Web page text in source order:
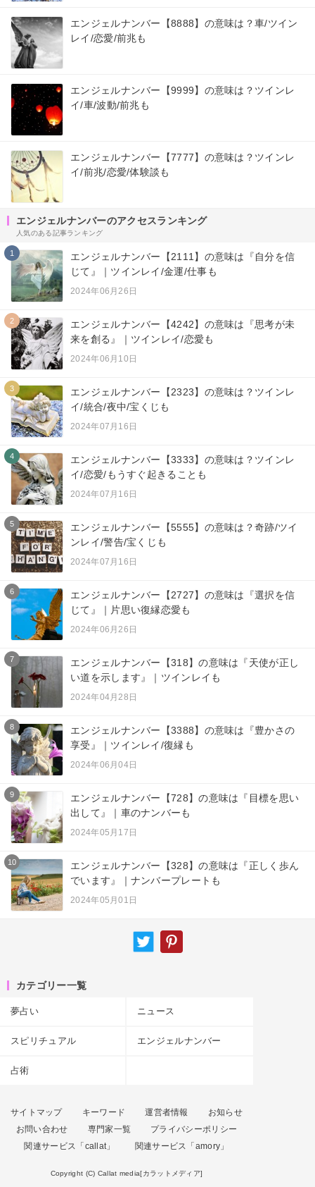
エンジェルナンバー【8888】の意味は？車/ツイン
レイ/恋愛/前兆も
エンジェルナンバー【9999】の意味は？ツインレ
イ/車/波動/前兆も
エンジェルナンバー【7777】の意味は？ツインレ
イ/前兆/恋愛/体験談も
エンジェルナンバーのアクセスランキング
人気のある記事ランキング
1
エンジェルナンバー【2111】の意味は『自分を信
じて』｜ツインレイ/金運/仕事も
2024年06月26日
2
エンジェルナンバー【4242】の意味は『思考が未
来を創る』｜ツインレイ/恋愛も
2024年06月10日
3
エンジェルナンバー【2323】の意味は？ツインレ
イ/統合/夜中/宝くじも
2024年07月16日
4
エンジェルナンバー【3333】の意味は？ツインレ
イ/恋愛/もうすぐ起きることも
2024年07月16日
5
エンジェルナンバー【5555】の意味は？奇跡/ツイ
ンレイ/警告/宝くじも
2024年07月16日
6
エンジェルナンバー【2727】の意味は『選択を信
じて』｜片思い復縁恋愛も
2024年06月26日
7
エンジェルナンバー【318】の意味は『天使が正し
い道を示します』｜ツインレイも
2024年04月28日
8
エンジェルナンバー【3388】の意味は『豊かさの
享受』｜ツインレイ/復縁も
2024年06月04日
9
エンジェルナンバー【728】の意味は『目標を思い
出して』｜車のナンバーも
2024年05月17日
10
エンジェルナンバー【328】の意味は『正しく歩ん
でいます』｜ナンバープレートも
2024年05月01日
カテゴリー一覧
夢占い ニュース
スピリチュアル エンジェルナンバー
占術
サイトマップ キーワード 運営者情報
お知らせ
お問い合わせ
専門家一覧
プライバシーポリシー
関連サービス「callat」
関連サービス「amory」
Copyright (C) Callat media[カラットメディア]